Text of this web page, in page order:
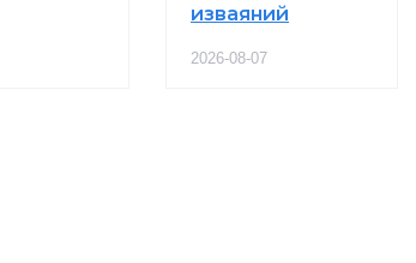
изваяний
2026-08-07